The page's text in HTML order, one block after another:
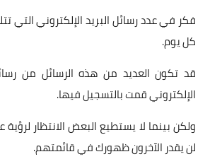
فكر في عدد رسائل البريد الإلكتروني التي
كل يوم.
قد تكون العديد من هذه الرسائل من
الإلكتروني قمت بالتسجيل فيها.
ولكن بينما لا يستطيع البعض الانتظار
لن يقدر الآخرون ظهورك في قائمتهم.